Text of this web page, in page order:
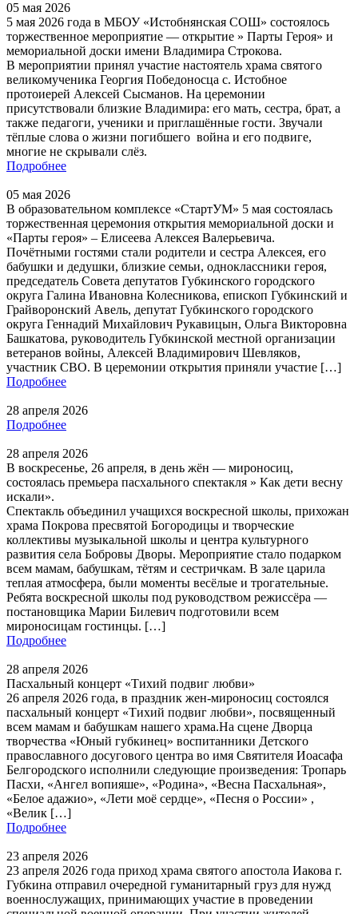
05 мая 2026
5 мая 2026 года в МБОУ «Истобнянская СОШ» состоялось
торжественное мероприятие — открытие » Парты Героя» и
мемориальной доски имени Владимира Строкова.
В мероприятии принял участие настоятель храма святого
великомученика Георгия Победоносца с. Истобное
протоиерей Алексей Сысманов. На церемонии
присутствовали близкие Владимира: его мать, сестра, брат, а
также педагоги, ученики и приглашённые гости. Звучали
тёплые слова о жизни погибшего война и его подвиге,
многие не скрывали слёз.
Подробнее
05 мая 2026
В образовательном комплексе «СтартУМ» 5 мая состоялась
торжественная церемония открытия мемориальной доски и
«Парты героя» – Елисеева Алексея Валерьевича.
Почётными гостями стали родители и сестра Алексея, его
бабушки и дедушки, близкие семьи, одноклассники героя,
председатель Совета депутатов Губкинского городского
округа Галина Ивановна Колесникова, епископ Губкинский и
Грайворонский Авель, депутат Губкинского городского
округа Геннадий Михайлович Рукавицын, Ольга Викторовна
Башкатова, руководитель Губкинской местной организации
ветеранов войны, Алексей Владимирович Шевляков,
участник СВО. В церемонии открытия приняли участие […]
Подробнее
28 апреля 2026
Подробнее
28 апреля 2026
В воскресенье, 26 апреля, в день жён — мироносиц,
состоялась премьера пасхального спектакля » Как дети весну
искали».
Спектакль объединил учащихся воскресной школы, прихожан
храма Покрова пресвятой Богородицы и творческие
коллективы музыкальной школы и центра культурного
развития села Бобровы Дворы. Мероприятие стало подарком
всем мамам, бабушкам, тётям и сестричкам. В зале царила
теплая атмосфера, были моменты весёлые и трогательные.
Ребята воскресной школы под руководством режиссёра —
постановщика Марии Билевич подготовили всем
мироносицам гостинцы. […]
Подробнее
28 апреля 2026
Пасхальный концерт «Тихий подвиг любви»
26 апреля 2026 года, в праздник жен-мироносиц состоялся
пасхальный концерт «Тихий подвиг любви», посвященный
всем мамам и бабушкам нашего храма.На сцене Дворца
творчества «Юный губкинец» воспитанники Детского
православного досугового центра во имя Святителя Иоасафа
Белгородского исполнили следующие произведения: Тропарь
Пасхи, «Ангел вопияше», «Родина», «Весна Пасхальная»,
«Белое адажио», «Лети моё сердце», «Песня о России» ,
«Велик […]
Подробнее
23 апреля 2026
23 апреля 2026 года приход храма святого апостола Иакова г.
Губкина отправил очередной гуманитарный груз для нужд
военнослужащих, принимающих участие в проведении